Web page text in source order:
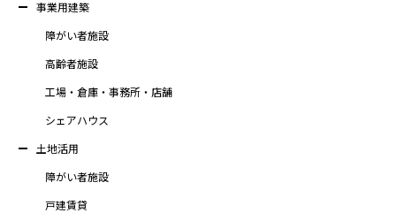
事業用建築
障がい者施設
高齢者施設
工場・倉庫・事務所・店舗
シェアハウス
土地活用
障がい者施設
戸建賃貸